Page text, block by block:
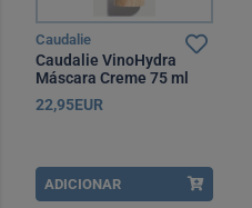
Caudalie
Caudalie VinoHydra
Máscara Creme 75 ml
22,95EUR
ADICIONAR